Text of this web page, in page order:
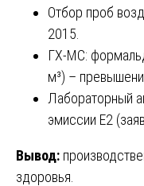
Отбор проб
2015.
ГХ-МС:
м³) –
Лабораторный
эмиссии Е2
Вывод:
здоровья.